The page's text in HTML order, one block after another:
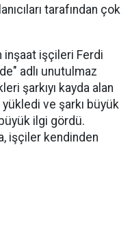
tarafından çok
inşaat işçileri Ferdi
adlı unutulmaz
şarkıyı kayda alan
ve şarkı büyük
ilgi gördü.
işçiler kendinden